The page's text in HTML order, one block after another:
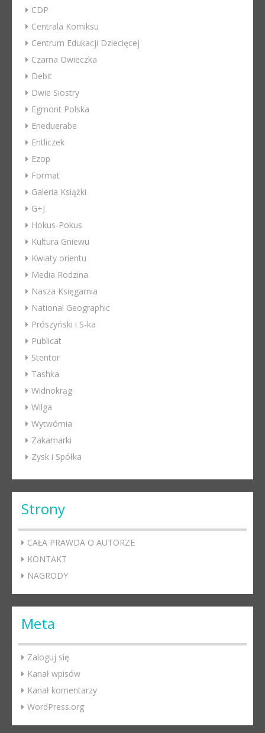
CDP
Centrala Komiksu
Centrum Edukacji Dziecięcej
Czarna Owieczka
Debit
Dwie Siostry
Egmont Polska
Eneduerabe
Entliczek
Ezop
Format
Galeria Książki
G+J
Hokus-Pokus
Kultura Gniewu
Kwiaty orientu
Media Rodzina
Nasza Księgarnia
National Geographic
Prószyński i S-ka
Publicat
Stentor
Tashka
Widnokrąg
Wilga
Wytwórnia
Zakamarki
Zysk i Spółka
Strony
CAŁA PRAWDA O AUTORZE
KONTAKT
NAGRODY
Meta
Zaloguj się
Kanał wpisów
Kanał komentarzy
WordPress.org